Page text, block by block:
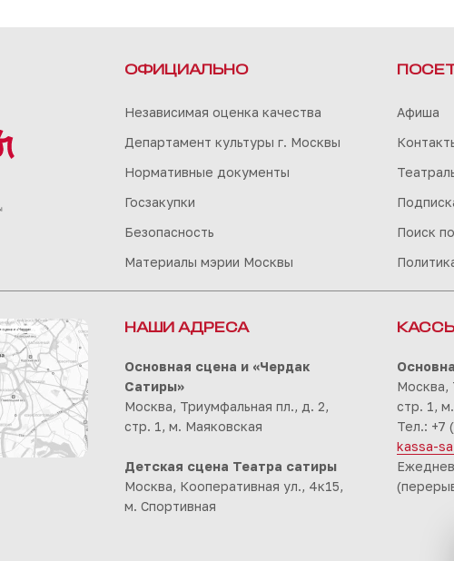
ОФИЦИАЛЬНО
Независимая оценка качества
Департамент культуры г. Москвы
Нормативные документы
Госзакупки
Безопасность
Материалы мэрии Москвы
Афиша
Поиск
НАШИ АДРЕСА
Основная сцена и «Чердак
Сатиры»
Москва, Триумфальная пл., д. 2,
стр. 1, м. Маяковская
Детская сцена Театра сатиры
Москва, Кооперативная ул., 4к15,
м. Спортивная
Москва,
стр. 1,
Тел.: +7
kassa-